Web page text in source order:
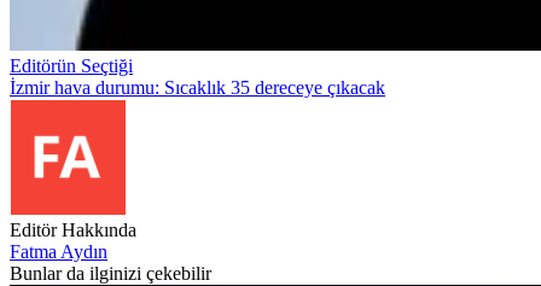
Editörün Seçtiği
İzmir hava durumu: Sıcaklık 35 dereceye çıkacak
Editör Hakkında
Fatma Aydın
Bunlar da ilginizi çekebilir